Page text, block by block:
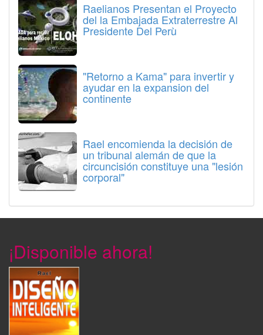
Raelianos Presentan el Proyecto
del la Embajada Extraterrestre Al
Presidente Del Perù
"Retorno a Kama" para invertir y
ayudar en la expansion del
continente
Rael encomienda la decisión de
un tribunal alemán de que la
circuncisión constituye una "lesión
corporal"
¡Disponible ahora!